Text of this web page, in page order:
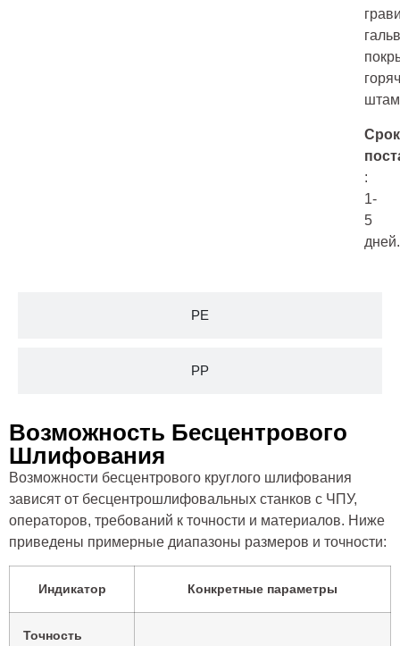
PE
PP
Срок
:
1-
5
дней.
Возможность Бесцентрового
Шлифования
Возможности бесцентрового круглого шлифования
зависят от бесцентрошлифовальных станков с ЧПУ,
операторов, требований к точности и материалов. Ниже
приведены примерные диапазоны размеров и точности:
Индикатор Конкретные параметры
Точность